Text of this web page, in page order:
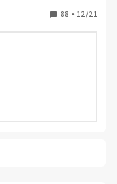
88 ・ 12/21